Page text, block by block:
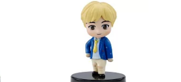
社(2) 印刻(2)